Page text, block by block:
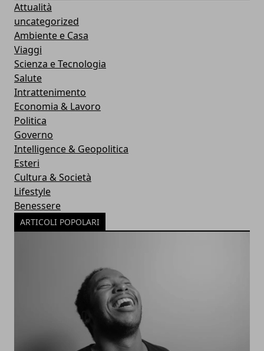
Attualità
uncategorized
Ambiente e Casa
Viaggi
Scienza e Tecnologia
Salute
Intrattenimento
Economia & Lavoro
Politica
Governo
Intelligence & Geopolitica
Esteri
Cultura & Società
Lifestyle
Benessere
ARTICOLI POPOLARI